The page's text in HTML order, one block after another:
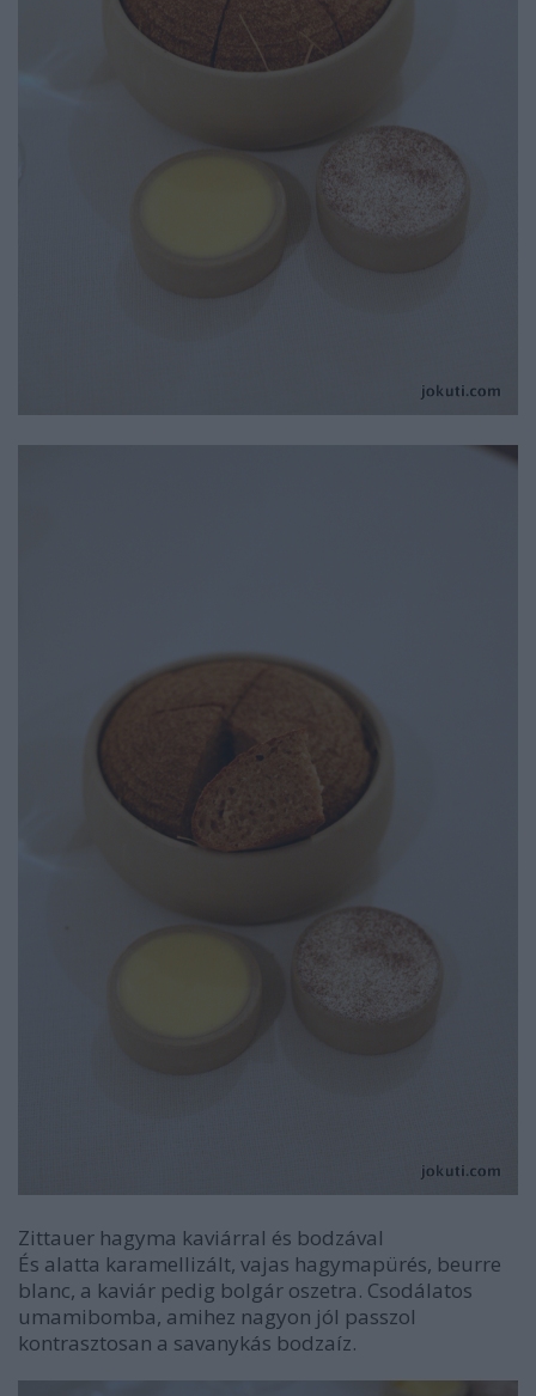
Zittauer hagyma kaviárral és bodzával
És alatta karamellizált, vajas hagymapürés, beurre
blanc, a kaviár pedig bolgár oszetra. Csodálatos
umamibomba, amihez nagyon jól passzol
kontrasztosan a savanykás bodzaíz.